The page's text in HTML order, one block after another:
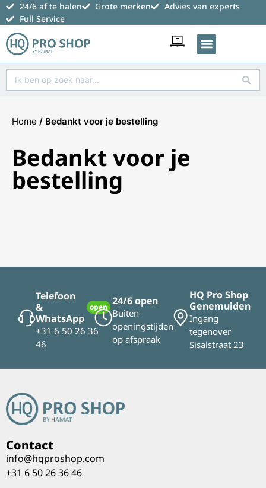
24/6 af te halen Grote merken
Advies van experts
Full Service
Home / Bedankt voor je bestelling
Bedankt voor je
bestelling
Telefoon
&
WhatsApp
open
+31 6 50 26 36
46
24/6 open
Buiten
openingstijden
op afspraak
HQ Pro Shop
Genemuiden
Ingang
tegenover
Sisalstraat 23
Contact
info@hqproshop.com
+31 6 50 26 36 46